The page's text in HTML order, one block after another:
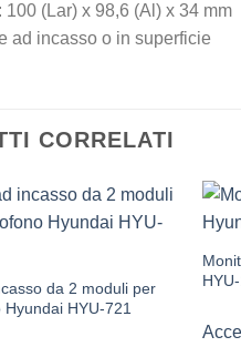
100 (Lar) x 98,6 (Al) x 34 mm
ad incasso o in superficie
CORRELATI
da 2 moduli per
HYU-721